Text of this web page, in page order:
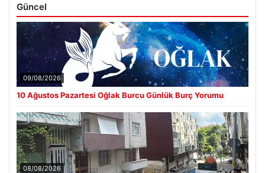
Güncel
09/08/2026
10 Ağustos Pazartesi Oğlak Burcu Günlük Burç Yorumu
08/08/2026